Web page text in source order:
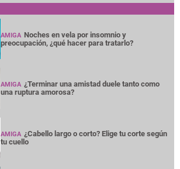
AMIGA Noches en vela por insomnio y
preocupación, ¿qué hacer para tratarlo?
AMIGA ¿Terminar una amistad duele tanto como
una ruptura amorosa?
AMIGA ¿Cabello largo o corto? Elige tu corte según
tu cuello